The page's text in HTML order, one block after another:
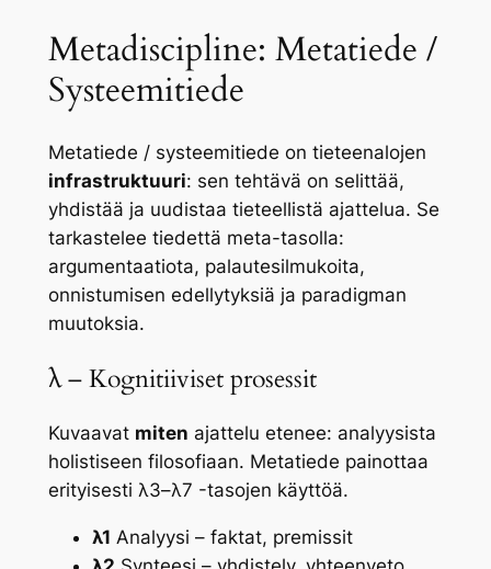
Metadiscipline: Metatiede /
Systeemitiede
Metatiede / systeemitiede on tieteenalojen
infrastruktuuri: sen tehtävä on selittää,
yhdistää ja uudistaa tieteellistä ajattelua. Se
tarkastelee tiedettä meta-tasolla:
argumentaatiota, palautesilmukoita,
onnistumisen edellytyksiä ja paradigman
muutoksia.
λ – Kognitiiviset prosessit
Kuvaavat miten ajattelu etenee: analyysista
holistiseen filosofiaan. Metatiede painottaa
erityisesti λ3–λ7 -tasojen käyttöä.
λ1 Analyysi – faktat, premissit